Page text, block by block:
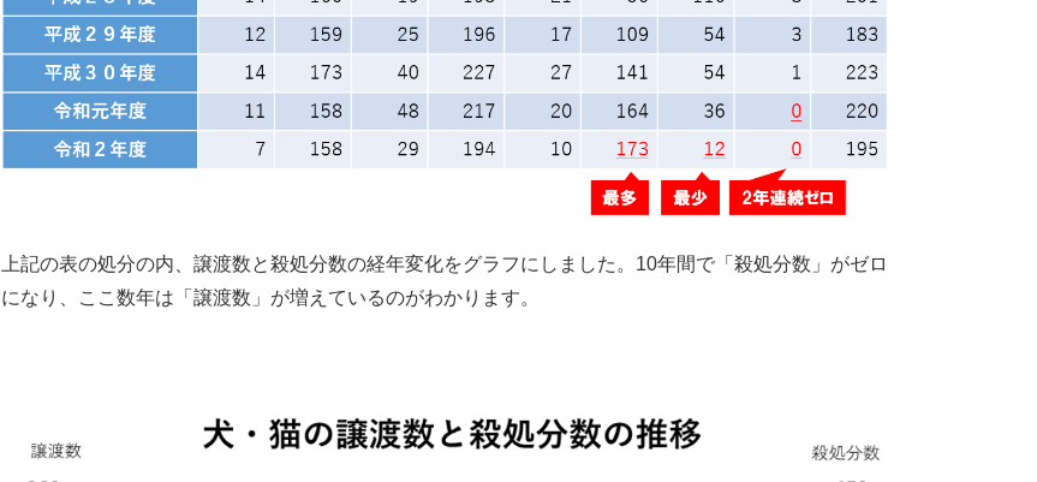
上記の表の処分の内、譲渡数と殺処分数の経年変化をグラフにしました。10年間で「殺処分数」がゼロ
になり、ここ数年は「譲渡数」が増えているのがわかります。